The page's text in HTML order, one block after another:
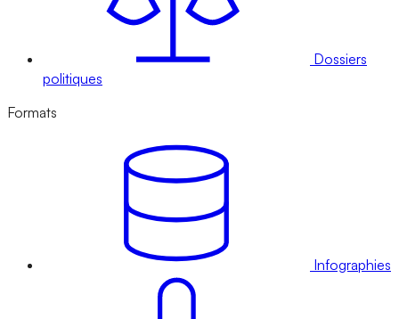
Dossiers
politiques
Formats
Infographies